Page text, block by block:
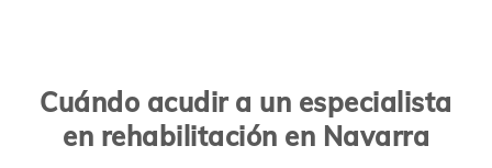
Cuándo acudir a un especialista
en rehabilitación en Navarra